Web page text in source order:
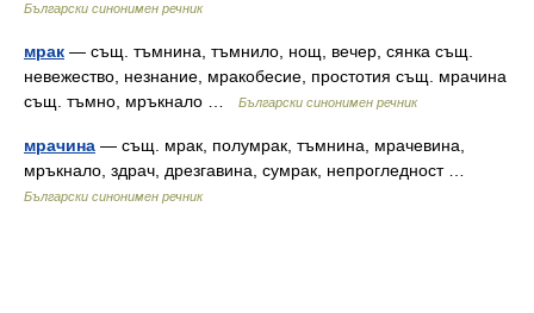
Български синонимен речник
мрак — същ. тъмнина, тъмнило, нощ, вечер, сянка същ.
невежество, незнание, мракобесие, простотия същ. мрачина
същ. тъмно, мръкнало …
Български синонимен речник
мрачина — същ. мрак, полумрак, тъмнина, мрачевина,
мръкнало, здрач, дрезгавина, сумрак, непрогледност …
Български синонимен речник